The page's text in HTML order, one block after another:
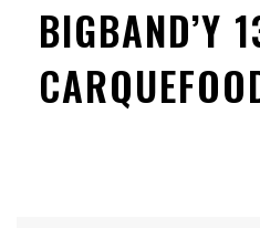
BIGBAND’Y